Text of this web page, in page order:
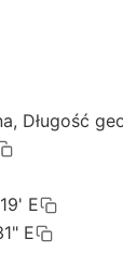
Długość
E
E